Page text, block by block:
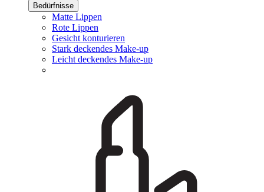
Bedürfnisse
Matte Lippen
Rote Lippen
Gesicht konturieren
Stark deckendes Make-up
Leicht deckendes Make-up